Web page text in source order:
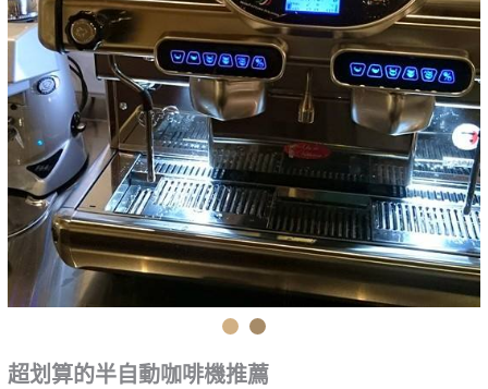
超划算的半自動咖啡機推薦